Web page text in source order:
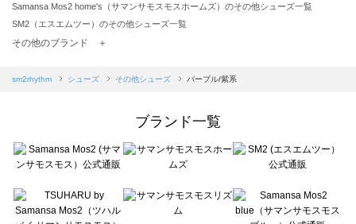
Samansa Mos2 home's（サマンサモスモスホームズ）のその他シューズ一覧
SM2（エスエムツー）のその他シューズ一覧
Samansa Mos2 blue（サマンサモスモス ブルー）のその他シューズ一覧
sō4ū（ソウフォーユー）のその他シューズ一覧
Te chichi（テチチ）のその他シューズ一覧
Te chichi CLASSIC（テチチ クラシック）のその他シューズ一覧
Lugnoncure（ルノンキュール）のその他シューズ一覧
BETTY'S BLUE（べティーズブルー）のその他シューズ一覧
その他のブランド ＋
sm2rhythm シューズ その他シューズ パープル/紫系
ブランド一覧